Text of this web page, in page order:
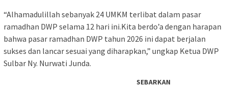
“Alhamadulillah sebanyak 24 UMKM terlibat dalam pasar
ramadhan DWP selama 12 hari ini.Kita berdo’a dengan harapan
bahwa pasar ramadhan DWP tahun 2026 ini dapat berjalan
sukses dan lancar sesuai yang diharapkan,” ungkap Ketua DWP
Sulbar Ny. Nurwati Junda.
SEBARKAN